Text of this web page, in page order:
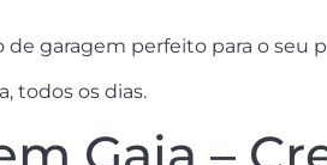
garagem perfeito para o seu
todos os dias.